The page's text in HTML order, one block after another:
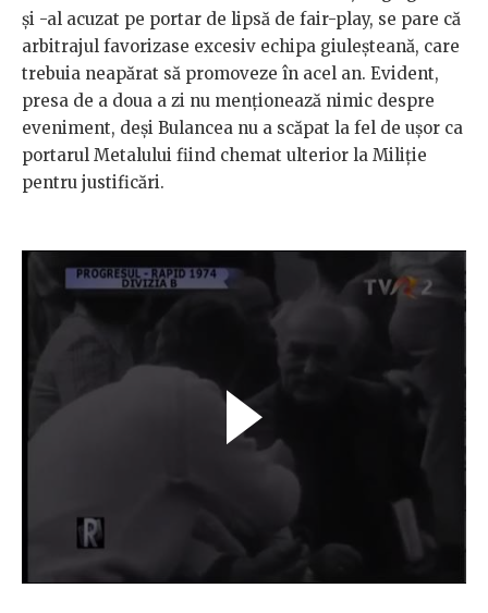
și -al acuzat pe portar de lipsă de fair-play, se pare că
arbitrajul favorizase excesiv echipa giuleșteană, care
trebuia neapărat să promoveze în acel an. Evident,
presa de a doua a zi nu menționează nimic despre
eveniment, deși Bulancea nu a scăpat la fel de ușor ca
portarul Metalului fiind chemat ulterior la Miliție
pentru justificări.